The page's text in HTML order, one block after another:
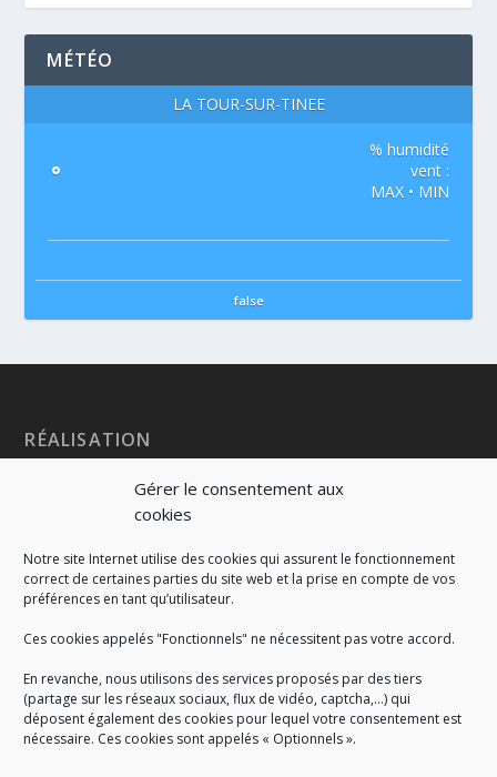
Gérer le consentement aux
cookies
Notre site Internet utilise des cookies qui assurent le fonctionnement
correct de certaines parties du site web et la prise en compte de vos
préférences en tant qu’utilisateur.
Ces cookies appelés "Fonctionnels" ne nécessitent pas votre accord.
En revanche, nous utilisons des services proposés par des tiers
(partage sur les réseaux sociaux, flux de vidéo, captcha,...) qui
déposent également des cookies pour lequel votre consentement est
nécessaire. Ces cookies sont appelés « Optionnels ».
MÉTÉO
LA TOUR-SUR-TINÉE
°
% humidité
vent :
MAX • MIN
false
RÉALISATION